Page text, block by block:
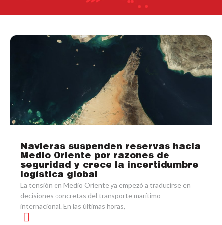
Navieras suspenden reservas hacia
Medio Oriente por razones de
seguridad y crece la incertidumbre
logística global
La tensión en Medio Oriente ya empezó a traducirse en
decisiones concretas del transporte marítimo
internacional. En las últimas horas,